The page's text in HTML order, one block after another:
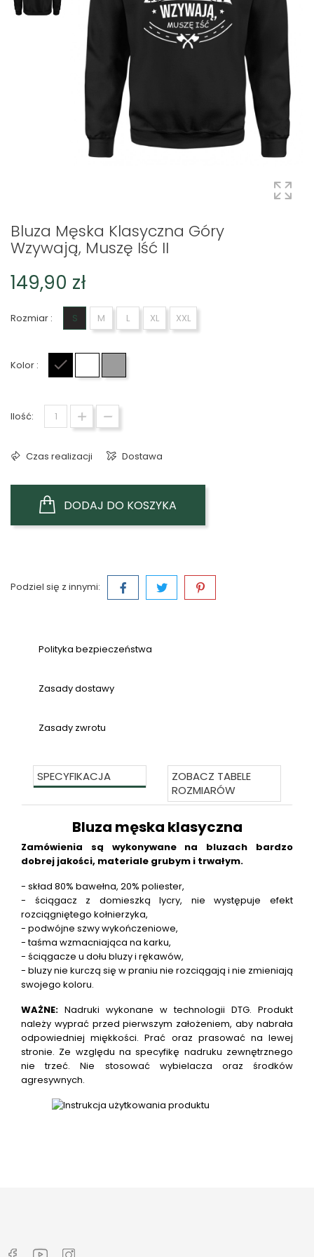
Bluza Męska Klasyczna Góry
Wzywają, Muszę Iść II
149,90 zł
Rozmiar : S M L XL XXL
Kolor :
Ilość:
Czas realizacji Dostawa
DODAJ DO KOSZYKA
Podziel się z innymi:
Polityka bezpieczeństwa
Zasady dostawy
Zasady zwrotu
SPECYFIKACJA
ZOBACZ TABELE
ROZMIARÓW
Bluza męska klasyczna
Zamówienia są wykonywane na bluzach bardzo
dobrej jakości, materiale grubym i trwałym.
- skład 80% bawełna, 20% poliester,
- ściągacz z domieszką lycry, nie występuje efekt
rozciągniętego kołnierzyka,
- podwójne szwy wykończeniowe,
- taśma wzmacniająca na karku,
- ściągacze u dołu bluzy i rękawów,
- bluzy nie kurczą się w praniu nie rozciągają i nie zmieniają
swojego koloru.
WAŻNE: Nadruki wykonane w technologii DTG. Produkt
należy wyprać przed pierwszym założeniem, aby nabrała
odpowiedniej miękkości. Prać oraz prasować na lewej
stronie. Ze względu na specyfikę nadruku zewnętrznego
nie trzeć. Nie stosować wybielacza oraz środków
agresywnych.